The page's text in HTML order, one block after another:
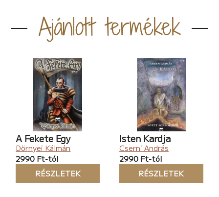
Ajánlott termékek
A Fekete Egy
Dörnyei Kálmán
2990 Ft-tól
RÉSZLETEK
Isten Kardja
Cserni András
2990 Ft-tól
RÉSZLETEK